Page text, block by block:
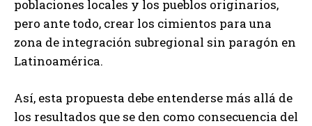
poblaciones locales y los pueblos originarios,
pero ante todo, crear los cimientos para una
zona de integración subregional sin paragón en
Latinoamérica.
Así, esta propuesta debe entenderse más allá de
los resultados que se den como consecuencia del